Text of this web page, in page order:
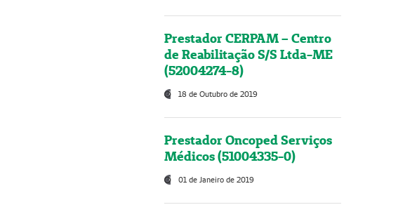
Prestador CERPAM – Centro
de Reabilitação S/S Ltda-ME
(52004274-8)
18 de Outubro de 2019
Prestador Oncoped Serviços
Médicos (51004335-0)
01 de Janeiro de 2019